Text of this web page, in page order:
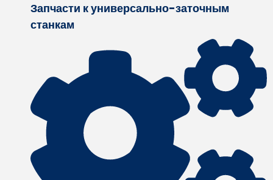
Запчасти к универсально-заточным
станкам